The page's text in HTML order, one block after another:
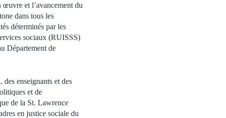
et l’avancement du
dans tous les
déterminés par les
sociaux (RUISSS)
Département de
enseignants et des
et de
de la St. Lawrence
en justice sociale du